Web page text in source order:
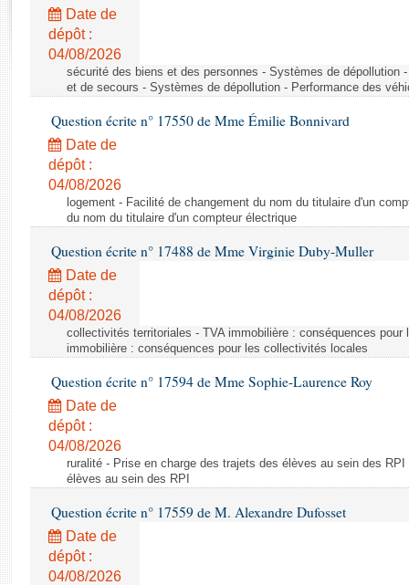
Rapports législatifs
Rapports sur l'application des lois
Baromètre de l’application des lois
Dossiers législatifs
Budget et sécurité sociale
Questions écrites et orales
Comptes rendus des débats
Date de
dépôt :
04/08/2026
sécurité des biens et des personnes - Systèmes de dépollution
et de secours - Systèmes de dépollution - Performance des
Question écrite n° 17550 de Mme Émilie Bonnivard
Date de
dépôt :
04/08/2026
logement - Facilité de changement du nom du titulaire d'un
du nom du titulaire d'un compteur électrique
Question écrite n° 17488 de Mme Virginie Duby-Muller
Date de
dépôt :
04/08/2026
collectivités territoriales - TVA immobilière : conséquences
immobilière : conséquences pour les collectivités locales
Question écrite n° 17594 de Mme Sophie-Laurence Roy
Date de
dépôt :
04/08/2026
ruralité - Prise en charge des trajets des élèves au sein des
élèves au sein des RPI
Question écrite n° 17559 de M. Alexandre Dufosset
Date de
dépôt :
04/08/2026